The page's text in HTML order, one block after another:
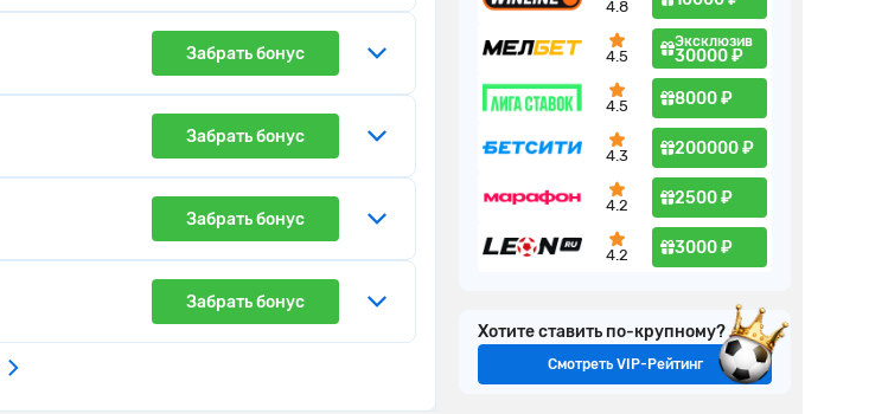
Забрать бонус
Забрать бонус
Забрать бонус
Забрать бонус
4.8
4.5
Эксклюзив
30000 ₽
4.5 8000 ₽
4.3 200000 ₽
4.2 2500 ₽
4.2 3000 ₽
Хотите ставить по-крупному?
Смотреть VIP-Рейтинг